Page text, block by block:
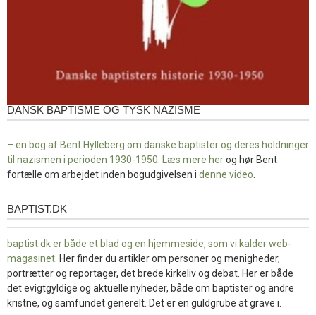
DANSK BAPTISME OG TYSK NAZISME
– en bog af Bent Hylleberg om danske baptister og deres holdninger
til nazismen i perioden 1930-1950. Læs mere herog hør Bent
fortælle om arbejdet inden bogudgivelsen i denne video.
baptist.dk
BAPTIST.DK
baptist.dk er både et blad og en hjemmeside, som vi kalder web-
magasinet. Her finder du artikler om personer og menigheder,
portrætter og reportager, det brede kirkeliv og debat. Her er både
det evigtgyldige og aktuelle nyheder, både om baptister og andre
kristne, og samfundet generelt. Det er en guldgrube at grave i.